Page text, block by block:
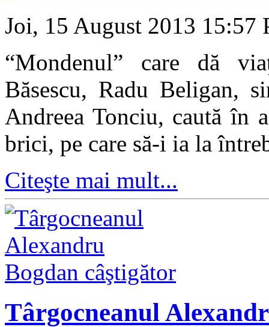
Joi, 15 August 2013 15:57
“Mondenul” care dă
Băsescu, Radu Beligan,
Andreea Tonciu, caută în
brici, pe care să-i ia la
Citeşte mai mult...
Târgocneanul